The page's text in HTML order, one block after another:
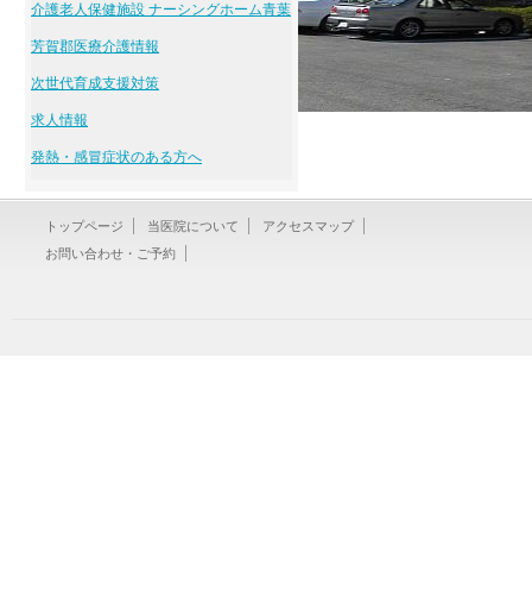
介護老人保健施設 ナーシングホーム青葉
芳賀郡医療介護情報
次世代育成支援対策
求人情報
発熱・感冒症状のある方へ
トップページ 当医院について
アクセスマップ
お問い合わせ・ご予約